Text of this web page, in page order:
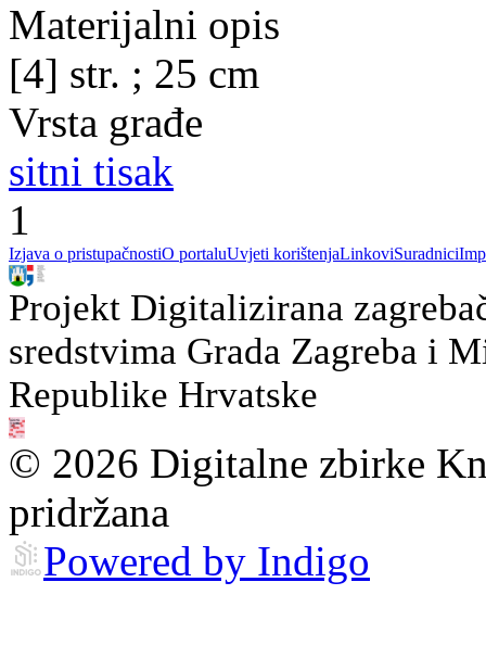
Materijalni opis
[4] str. ; 25 cm
Vrsta građe
sitni tisak
1
Izjava o pristupačnostiO portaluUvjeti korištenjaLinkoviSuradnici
Projekt Digitalizirana
sredstvima Grada Zagreba i
Republike Hrvatske
© 2026 Digitalne zbirke
pridržana
Powered by Indigo